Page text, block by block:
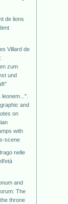
de lions
Villard de
zum
und
leonem...".
and
on
with
scene
nelle
and
The
throne